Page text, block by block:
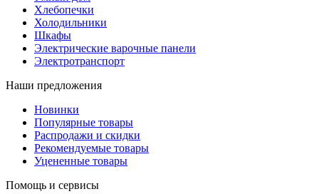
Хлебопечки
Холодильники
Шкафы
Электрические варочные панели
Электротранспорт
Наши предложения
Новинки
Популярные товары
Распродажи и скидки
Рекомендуемые товары
Уцененные товары
Помощь и сервисы